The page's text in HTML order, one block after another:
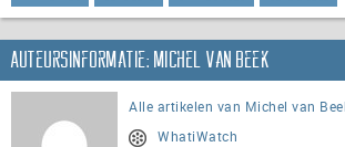
Auteursinformatie: Michel van Beek
Alle artikelen van Michel van
WhatiWatch